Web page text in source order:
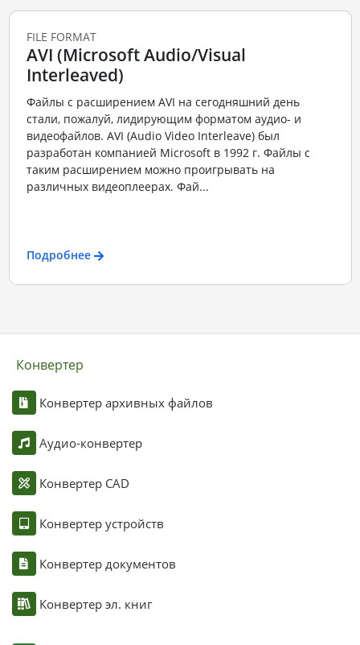
FILE FORMAT
AVI (Microsoft Audio/Visual
Interleaved)
Файлы с расширением AVI на сегодняшний день
стали, пожалуй, лидирующим форматом аудио- и
видеофайлов. AVI (Audio Video Interleave) был
разработан компанией Microsoft в 1992 г. Файлы с
таким расширением можно проигрывать на
различных видеоплеерах. Фай...
Подробнее
Конвертер
Конвертер архивных файлов
Аудио-конвертер
Конвертер CAD
Конвертер устройств
Конвертер документов
Конвертер эл. книг